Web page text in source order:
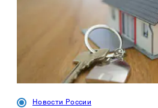
Новости России